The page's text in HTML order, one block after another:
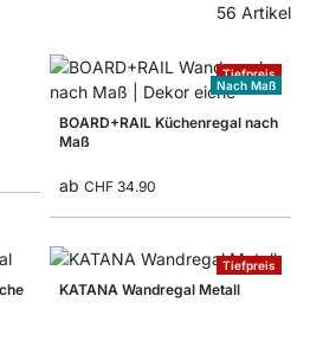
56 Artikel
Tiefpreis
Nach Maß
BOARD+RAIL Küchenregal nach
Maß
ab CHF 34.90
Tiefpreis
KATANA Wandregal Metall